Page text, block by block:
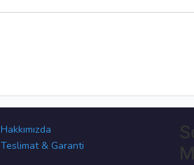
Hakkımızda
Teslimat & Garanti